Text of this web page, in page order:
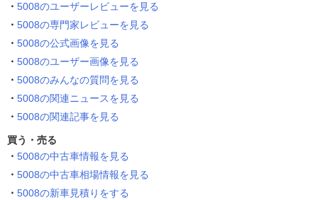
5008のユーザーレビューを見る
5008の専門家レビューを見る
5008の公式画像を見る
5008のユーザー画像を見る
5008のみんなの質問を見る
5008の関連ニュースを見る
5008の関連記事を見る
買う・売る
5008の中古車情報を見る
5008の中古車相場情報を見る
5008の新車見積りをする